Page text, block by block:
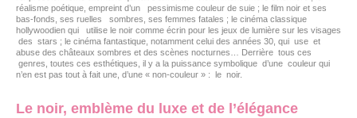
réalisme poétique, empreint d’un pessimisme couleur de suie ; le film noir et ses
bas-fonds, ses ruelles sombres, ses femmes fatales ; le cinéma classique
hollywoodien qui utilise le noir comme écrin pour les jeux de lumière sur les visages
des stars ; le cinéma fantastique, notamment celui des années 30, qui use et
abuse des châteaux sombres et des scènes nocturnes… Derrière tous ces
genres, toutes ces esthétiques, il y a la puissance symbolique d’une couleur qui
n’en est pas tout à fait une, d’une « non-couleur » : le noir.
Le noir, emblème du luxe et de l’élégance